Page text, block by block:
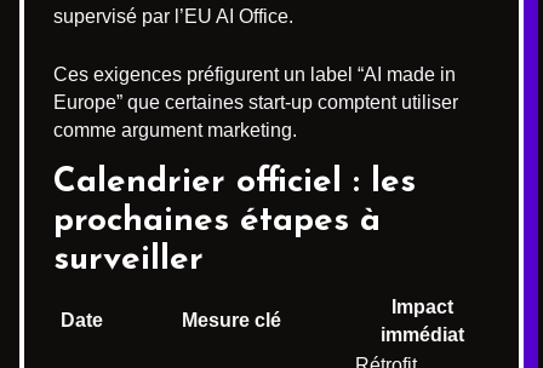
supervisé par l’EU AI Office.
Ces exigences préfigurent un label “AI made in
Europe” que certaines start-up comptent utiliser
comme argument marketing.
Calendrier officiel : les
prochaines étapes à
surveiller
Date Mesure clé
Impact
immédiat